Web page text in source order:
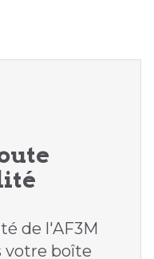
de l'AF3M
votre boîte